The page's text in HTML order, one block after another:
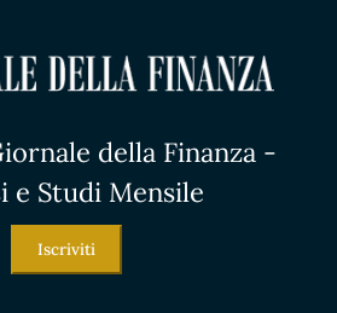
della Finanza -
e Studi Mensile
Iscriviti